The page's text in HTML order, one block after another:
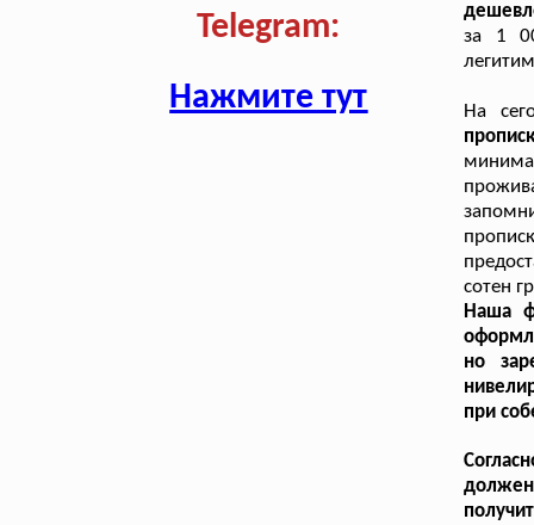
Telegram:
Нажмите тут
за 1
На
сотен
Наша
но
при